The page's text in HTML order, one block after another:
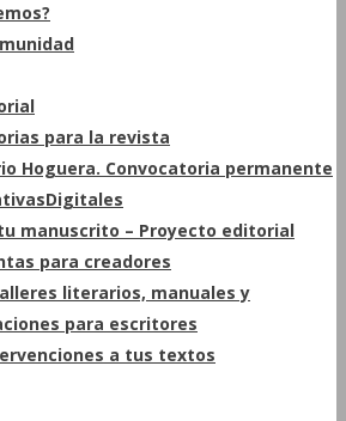
para la revista
Hoguera. Convocatoria permanente
manuscrito – Proyecto editorial
para creadores
literarios, manuales y
para escritores
a tus textos